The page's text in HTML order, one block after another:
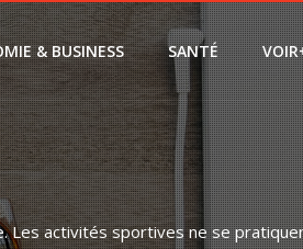
& BUSINESS SANTÉ
Les activités sportives ne se